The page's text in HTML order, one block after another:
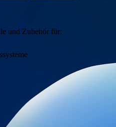
und Zubehör für: